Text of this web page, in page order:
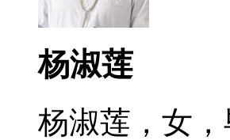
杨淑莲
杨淑莲，女